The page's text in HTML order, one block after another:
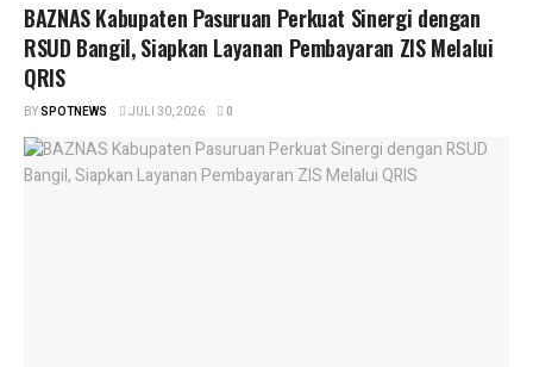
BAZNAS Kabupaten Pasuruan Perkuat Sinergi dengan
RSUD Bangil, Siapkan Layanan Pembayaran ZIS Melalui
QRIS
BYSPOTNEWS JULI 30, 2026 0